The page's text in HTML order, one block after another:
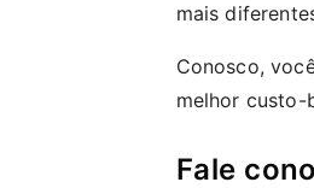
mais
Conosco,
melhor custo-
Fale